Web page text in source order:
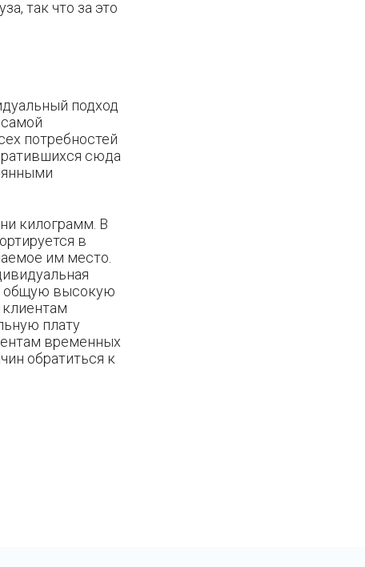
так что за это
подход
потребностей
сюда
килограмм. В
в
им место.
общую высокую
плату
временных
обратиться к